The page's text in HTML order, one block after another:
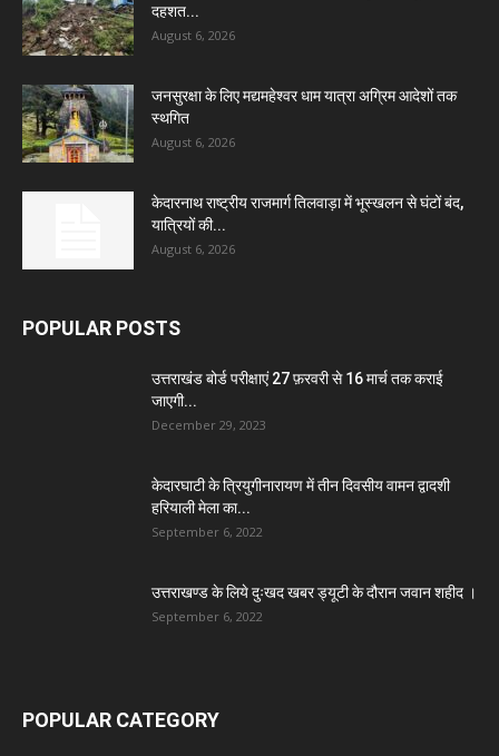
दहशत...
August 6, 2026
जनसुरक्षा के लिए मद्यमहेश्वर धाम यात्रा अग्रिम आदेशों तक
स्थगित
August 6, 2026
केदारनाथ राष्ट्रीय राजमार्ग तिलवाड़ा में भूस्खलन से घंटों बंद,
यात्रियों की...
August 6, 2026
POPULAR POSTS
उत्तराखंड बोर्ड परीक्षाएं 27 फ़रवरी से 16 मार्च तक कराई
जाएगी...
December 29, 2023
केदारघाटी के त्रियुगीनारायण में तीन दिवसीय वामन द्वादशी
हरियाली मेला का...
September 6, 2022
उत्तराखण्ड के लिये दुःखद खबर ड्यूटी के दौरान जवान शहीद ।
September 6, 2022
POPULAR CATEGORY